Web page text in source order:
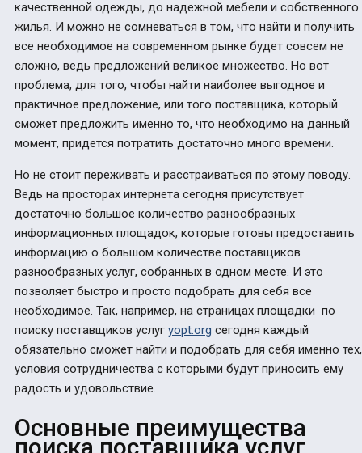
качественной одежды, до надежной мебели и собственного
жилья. И можно не сомневаться в том, что найти и получить
все необходимое на современном рынке будет совсем не
сложно, ведь предложений великое множество. Но вот
проблема, для того, чтобы найти наиболее выгодное и
практичное предложение, или того поставщика, который
сможет предложить именно то, что необходимо на данный
момент, придется потратить достаточно много времени.
Но не стоит переживать и расстраиваться по этому поводу.
Ведь на просторах интернета сегодня присутствует
достаточно большое количество разнообразных
информационных площадок, которые готовы предоставить
информацию о большом количестве поставщиков
разнообразных услуг, собранных в одном месте. И это
позволяет быстро и просто подобрать для себя все
необходимое. Так, например, на страницах площадки по
поиску поставщиков услуг yopt.org сегодня каждый
обязательно сможет найти и подобрать для себя именно тех,
условия сотрудничества с которыми будут приносить ему
радость и удовольствие.
Основные преимущества
поиска поставщика услуг